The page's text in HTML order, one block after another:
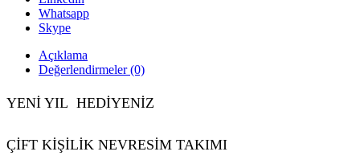
Whatsapp
Skype
Açıklama
Değerlendirmeler (0)
YENİ YIL HEDİYENİZ
ÇİFT KİŞİLİK NEVRESİM TAKIMI